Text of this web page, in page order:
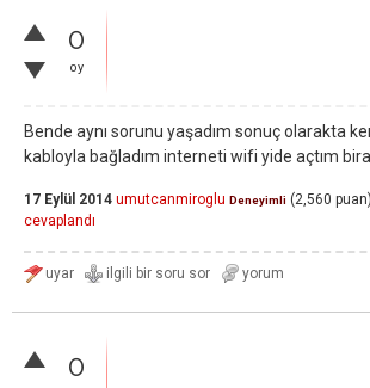
0
oy
Bende aynı sorunu yaşadım sonuç olarakta
kabloyla bağladım interneti wifi yide açtım
17 Eylül 2014 umutcanmiroglu Deneyimli (2,560 puan)
cevaplandı
0